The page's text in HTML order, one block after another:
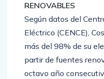
RENOVABLES
Según datos del
Eléctrico (CENCE),
más del 98% de su
partir de fuentes
octavo año